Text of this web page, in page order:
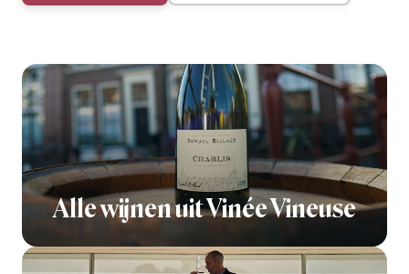
Alle wijnen uit Vinée Vineuse